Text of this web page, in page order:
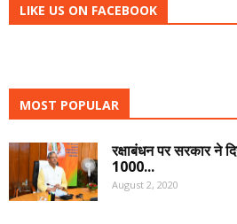
LIKE US ON FACEBOOK
MOST POPULAR
रक्षाबंधन पर सरकार ने
1000...
August 2, 2020